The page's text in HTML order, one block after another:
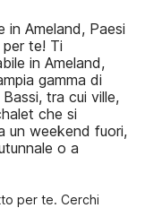
in Ameland, Paesi
per te! Ti
in Ameland,
gamma di
tra cui ville,
che si
un weekend fuori,
o a
per te. Cerchi